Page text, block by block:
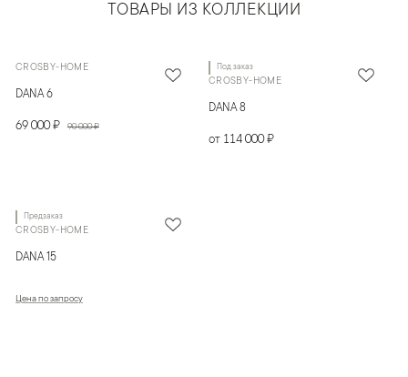
ТОВАРЫ ИЗ КОЛЛЕКЦИИ
CROSBY-HOME
DANA 6
69 000 ₽ 90 000 ₽
Под заказ
CROSBY-HOME
DANA 8
от 114 000 ₽
Предзаказ
CROSBY-HOME
DANA 15
Цена по запросу